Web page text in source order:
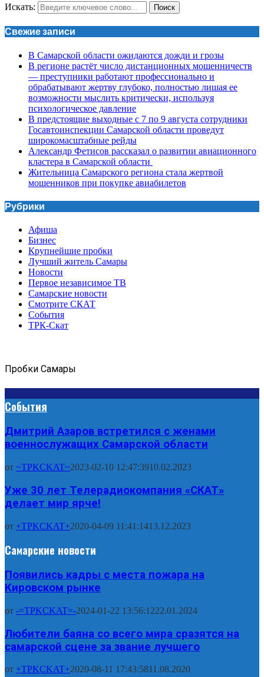
Искать: Поиск
Свежие записи
В Самарской области ожидаются дожди и грозы
В регионе растёт число дистанционных мошенничеств
— преступники работают профессионально и
обрабатывают жертву глубоко, полностью лишая ее
возможности мыслить критически, используя
психологическое давление
В предстоящие выходные с 7 по 9 августа сотрудники
Госавтоинспекции Самарской области проведут
широкомасштабные рейды
Александр Фетисов рассказал о развитии авиационного
кластера в Самарской области
Жительница Самарского региона стала жертвой
мошенников при покупке авиабилетов
Рубрики
Афиша
Бизнес
Крупнейшие пробки
Лучший житель Самары
Новости
Первое независимое ТВ
Самарские новости
Смотрите СКАТ
События
ТРК-Скат
Пробки Самары
События
Дмитрий Азаров встретился с женами
военнослужащих Самарской области
от ~TPKCKAT~2023-02-10 12:47:3910.02.2023
Уже 30 лет Телерадиокомпания «СКАТ»
делает мир ярче!
от +TPKCKAT+2020-04-09 11:41:1413.12.2023
Самарские новости
Появились кадры с места пожара на
Кировском рынке
от -=TPKCKAT=-2024-01-22 13:56:1222.01.2024
Любители баяна со всего мира сразятся на
самарской сцене за звание лучшего
от +TPKCKAT+2020-08-11 17:43:5811.08.2020